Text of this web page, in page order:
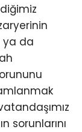
ya da
sorunlarını